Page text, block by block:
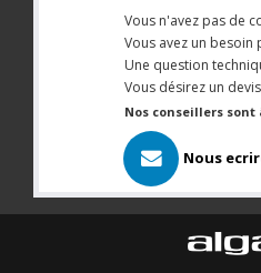
Vous n'avez pas de
Vous avez un besoin
Une question
Vous désirez un
Nos conseillers sont
Nous